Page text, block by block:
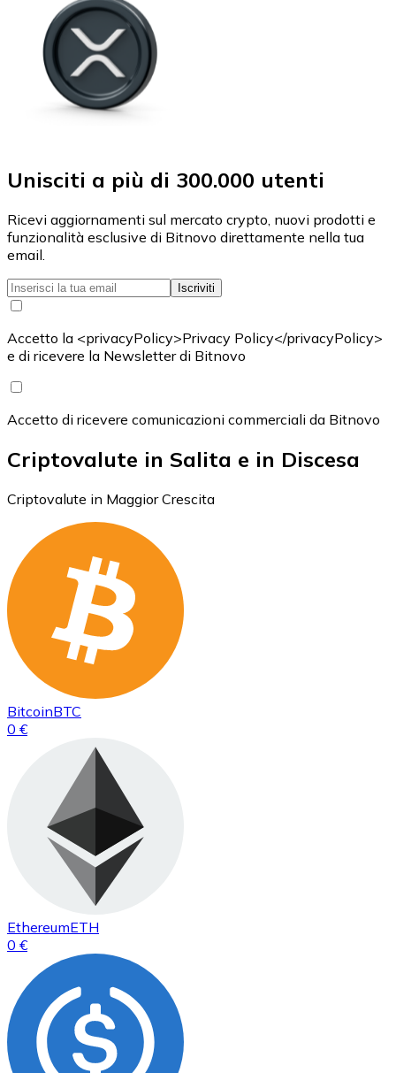
Unisciti a più di 300.000 utenti
Ricevi aggiornamenti sul mercato crypto, nuovi prodotti e
funzionalità esclusive di Bitnovo direttamente nella tua
email.
Iscriviti
Accetto la <privacyPolicy>Privacy Policy</privacyPolicy>
e di ricevere la Newsletter di Bitnovo
Accetto di ricevere comunicazioni commerciali da Bitnovo
Criptovalute in Salita e in Discesa
Criptovalute in Maggior Crescita
BitcoinBTC
0 €
EthereumETH
0 €